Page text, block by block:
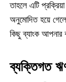
তাহলে এটি
অনুমোদিত হয়ে
কিছু ব্যাংক আপনার
ব্যক্তিগত ঋণ